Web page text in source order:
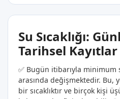
Su Sıcaklığı:
Tarihsel
✅ Bugün itibarıyla minimum
arasında değişmektedir. Bu,
bir sıcaklıktır ve birçok kişi